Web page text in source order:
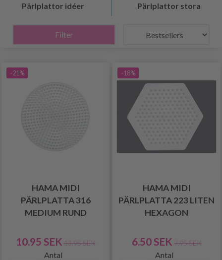
Pärlplattor idéer Pärlplattor stora
Filter
-21%
HAMA MIDI
PÄRLPLATTA 316
MEDIUM RUND
10.95 SEK 13.95 SEK
Antal
-18%
HAMA MIDI
PÄRLPLATTA 223 LITEN
HEXAGON
6.50 SEK 7.95 SEK
Antal